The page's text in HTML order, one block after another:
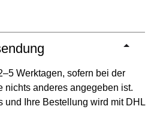
Werktagen, sofern bei der
nichts anderes angegeben ist.
und Ihre Bestellung wird mit DHL